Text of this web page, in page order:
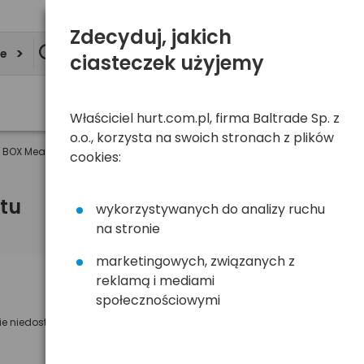
Measy U4A + klawiatura 3w1 Xenic SK-095AG
niedostępny
Powiadom mnie o dostępności
Zdecyduj, jakich
ciasteczek użyjemy
Właściciel hurt.com.pl, firma Baltrade Sp. z
o.o., korzysta na swoich stronach z plików
cookies:
wykorzystywanych do analizy ruchu
na stronie
marketingowych, związanych z
reklamą i mediami
społecznościowymi